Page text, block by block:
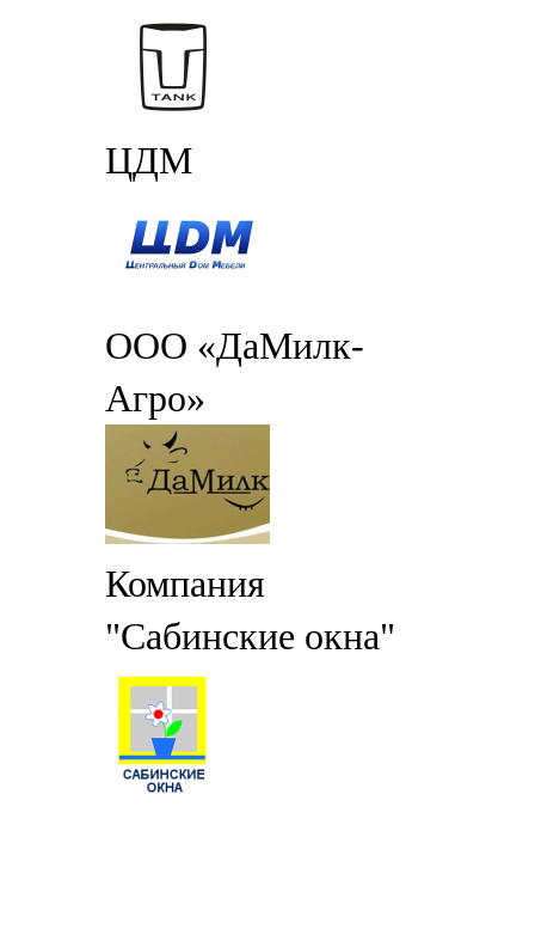
ЦДМ
ООО «ДаМилк-
Агро»
Компания
"Сабинские окна"